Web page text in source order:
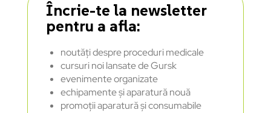
Încrie-te la newsletter
pentru a afla:
noutăți despre proceduri medicale
cursuri noi lansate de Gursk
evenimente organizate
echipamente și aparatură nouă
promoții aparatură și consumabile